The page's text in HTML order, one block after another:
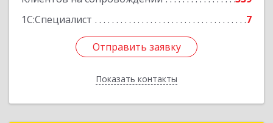
1С:Специалист
7
Отправить заявку
Показать контакты
Отправить заявку
Назад